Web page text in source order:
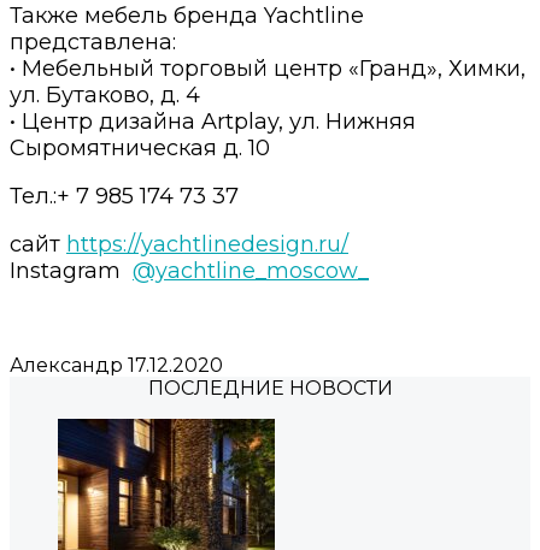
Также мебель бренда Yachtline
представлена:⠀⠀
• Мебельный торговый центр «Гранд», Химки,
ул. Бутаково, д. 4⠀⠀
• Центр дизайна Artplay, ул. Нижняя
Сыромятническая д. 10⠀
Тел.:+ 7 985 174 73 37
сайт https://yachtlinedesign.ru/
Instagram @yachtline_moscow_
Александр 17.12.2020
ПОСЛЕДНИЕ НОВОСТИ